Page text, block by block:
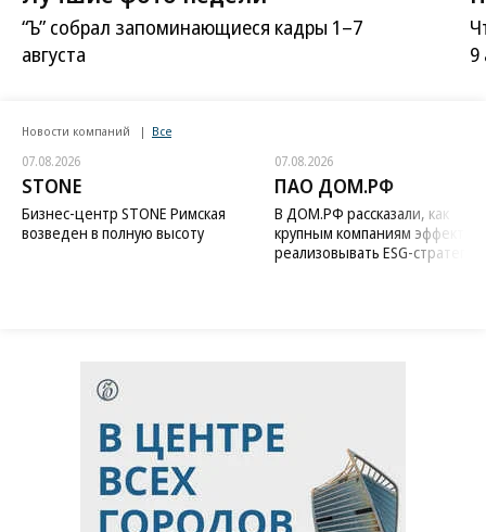
“Ъ” собрал запоминающиеся кадры 1–7
августа
9
Новости компаний Все
07.08.2026
STONE
Бизнес-центр STONE Римская
возведен в полную высоту
07.08.2026
ПАО ДОМ.РФ
В ДОМ.РФ рассказали, как
крупным компаниям
реализовывать ESG-стратегию